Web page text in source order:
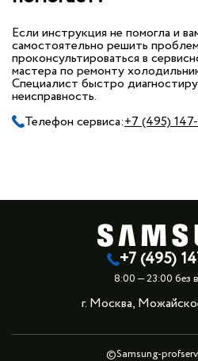
Если инструкция не помогла и
самостоятельно решить
проконсультироваться в
мастера по ремонту
Специалист быстро
неисправность.
Телефон сервиса:+7 (495)
+7 (495)
8:00 — 23:00 без
г. Москва,
©Samsung-